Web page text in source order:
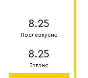
8.25
Послевкусие
8.25
Баланс